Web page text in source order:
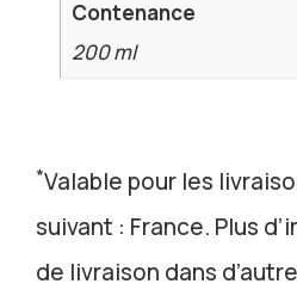
Contenance
200 ml
*Valable pour les
suivant : France. Plus
de livraison dans